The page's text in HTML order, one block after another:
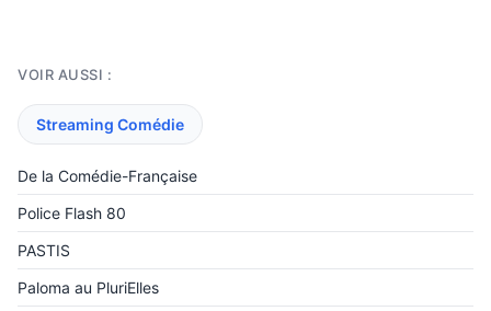
VOIR AUSSI :
Streaming Comédie
De la Comédie-Française
Police Flash 80
PASTIS
Paloma au PluriElles